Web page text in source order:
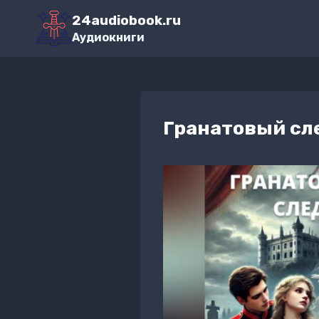
Перейти
содержимому
24audiobook.ru
Аудиокниги
Гранатовый